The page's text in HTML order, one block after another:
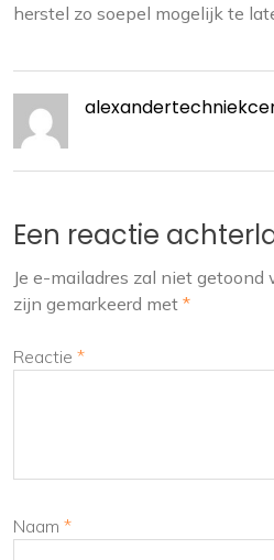
herstel zo soepel mogelijk te
Een reactie
Je e-mailadres zal niet getoond
zijn gemarkeerd met *
Reactie *
Naam *